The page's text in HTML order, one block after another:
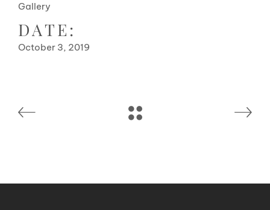
Gallery
DATE:
October 3, 2019